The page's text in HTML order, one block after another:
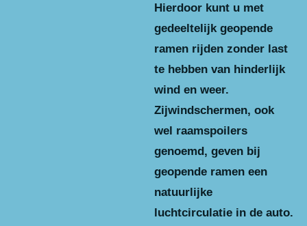
Hierdoor kunt u met
gedeeltelijk geopende
ramen rijden zonder last
te hebben van hinderlijk
wind en weer.
Zijwindschermen, ook
wel raamspoilers
genoemd, geven bij
geopende ramen een
natuurlijke
luchtcirculatie in de auto.